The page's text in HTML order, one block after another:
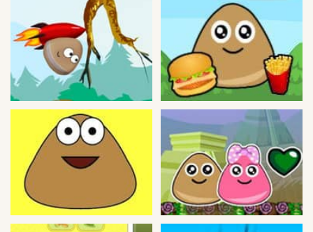
Logica
Arcade
Habilidad
Motos
Guerra
Animaciones